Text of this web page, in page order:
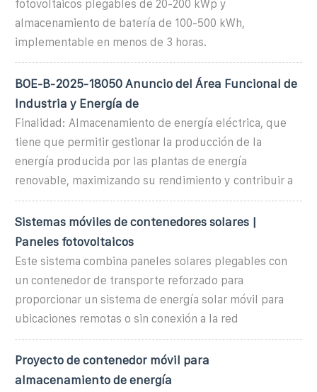
fotovoltaicos plegables de 20-200 kWp y
almacenamiento de batería de 100-500 kWh,
implementable en menos de 3 horas.
BOE-B-2025-18050 Anuncio del Área Funcional de
Industria y Energía de
Finalidad: Almacenamiento de energía eléctrica, que
tiene que permitir gestionar la producción de la
energía producida por las plantas de energía
renovable, maximizando su rendimiento y contribuir a
Sistemas móviles de contenedores solares |
Paneles fotovoltaicos
Este sistema combina paneles solares plegables con
un contenedor de transporte reforzado para
proporcionar un sistema de energía solar móvil para
ubicaciones remotas o sin conexión a la red
Proyecto de contenedor móvil para
almacenamiento de energía